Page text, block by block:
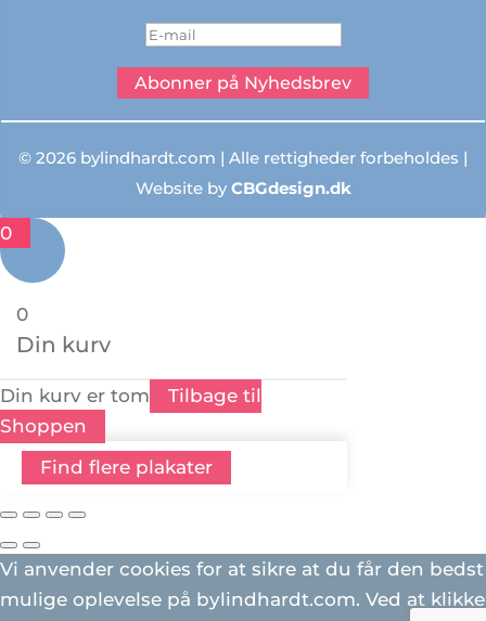
Abonner på Nyhedsbrev
© 2026 bylindhardt.com | Alle rettigheder forbeholdes |
Website byCBGdesign.dk
0
0
Din kurv
Din kurv er tom
Tilbage til
Shoppen
Find flere plakater
Vi anvender cookies for at sikre at du får den bedst
mulige oplevelse på bylindhardt.com. Ved at klikke